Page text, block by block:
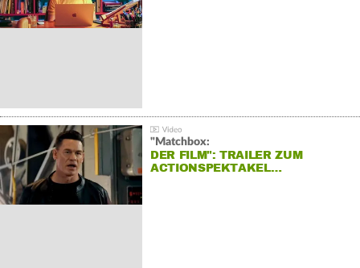
"Matchbox:
DER FILM": TRAILER ZUM
ACTIONSPEKTAKEL…